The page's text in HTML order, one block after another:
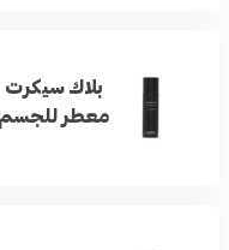
بلاك سيكرت
معطر للجسم